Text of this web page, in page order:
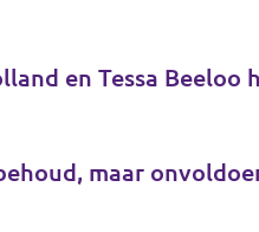
maar